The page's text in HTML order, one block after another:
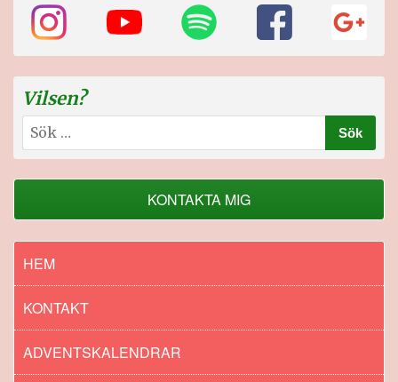
Vilsen?
Sök
efter:
KONTAKTA MIG
HEM
KONTAKT
ADVENTSKALENDRAR